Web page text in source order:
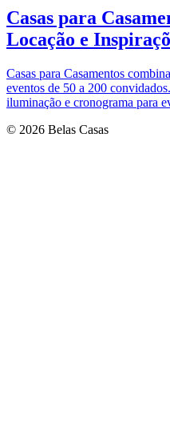
Casas para
Locação e
Casas para Casamentos
eventos de 50 a 200
iluminação e cronograma para
© 2026 Belas Casas